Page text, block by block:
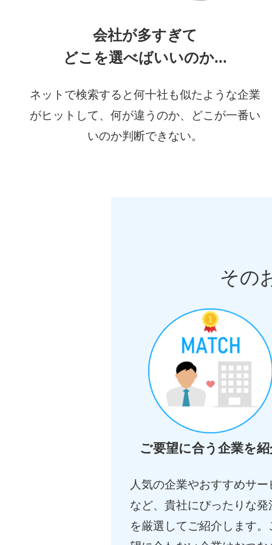
会社が多すぎて
どこを選べばいいのか...
ネットで検索すると何十社も似たような企業
がヒットして、何が違うのか、どこが一番い
いのか判断できない。
その
ご要望に合う企業を紹
人気の企業やおすすめサー
など、貴社にぴったりな発
を厳選してご紹介します。